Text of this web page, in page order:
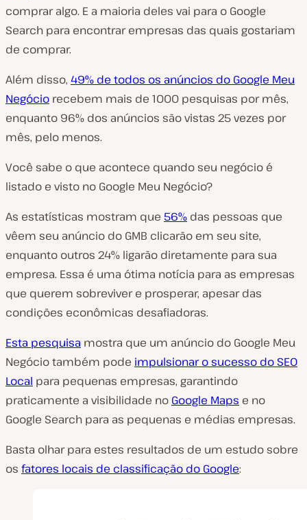
comprar algo. E a maioria deles vai para o Google
Search para encontrar empresas das quais gostariam
de comprar.
Além disso, 49% de todos os anúncios do Google Meu
Negócio recebem mais de 1000 pesquisas por mês,
enquanto 96% dos anúncios são vistas 25 vezes por
mês, pelo menos.
Você sabe o que acontece quando seu negócio é
listado e visto no Google Meu Negócio?
As estatísticas mostram que 56% das pessoas que
vêem seu anúncio do GMB clicarão em seu site,
enquanto outros 24% ligarão diretamente para sua
empresa. Essa é uma ótima notícia para as empresas
que querem sobreviver e prosperar, apesar das
condições econômicas desafiadoras.
Esta pesquisa mostra que um anúncio do Google Meu
Negócio também pode impulsionar o sucesso do SEO
Local para pequenas empresas, garantindo
praticamente a visibilidade no Google Maps e no
Google Search para as pequenas e médias empresas.
Basta olhar para estes resultados de um estudo sobre
os fatores locais de classificação do Google: